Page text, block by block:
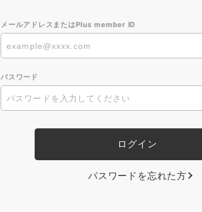
メールアドレスまたはPlus member ID
パスワード
パスワードを忘れた方